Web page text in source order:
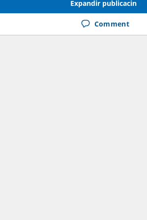
: 500:1
Expandir publicacin
Comment